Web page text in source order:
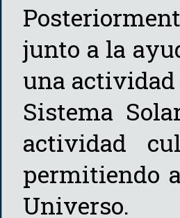
junto a la
una
Sistema
actividad
permitiendo
Universo.